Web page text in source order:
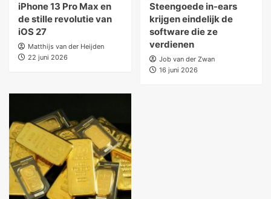
iPhone 13 Pro Max en
de stille revolutie van
iOS 27
Matthijs van der Heijden
22 juni 2026
Steengoede in-ears
krijgen eindelijk de
software die ze
verdienen
Job van der Zwan
16 juni 2026